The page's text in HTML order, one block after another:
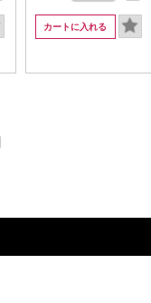
カートに入れる